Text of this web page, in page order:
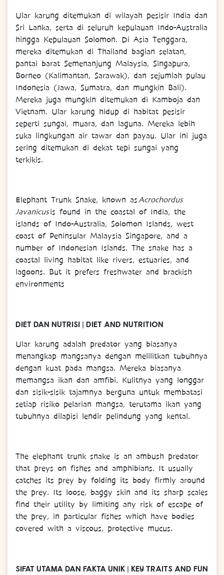
Ular karung ditemukan di wilayah pesisir India dan
Sri Lanka, serta di seluruh kepulauan Indo-Australia
hingga Kepulauan Solomon. Di Asia Tenggara,
mereka ditemukan di Thailand bagian selatan,
pantai barat Semenanjung Malaysia, Singapura,
Borneo (Kalimantan, Sarawak), dan sejumlah pulau
Indonesia (Jawa, Sumatra, dan mungkin Bali).
Mereka juga mungkin ditemukan di Kamboja dan
Vietnam. Ular karung hidup di habitat pesisir
seperti sungai, muara, dan laguna. Mereka lebih
suka lingkungan air tawar dan payau. Ular ini juga
sering ditemukan di dekat tepi sungai yang
terkikis.
Elephant Trunk Snake, known asAcrochordus
Javanicusis found in the coastal of India, the
islands of Indo-Australia, Solomon Islands, west
coast of Peninsular Malaysia Singapore, and a
number of Indonesian Islands. The snake has a
coastal living habitat like rivers, estuaries, and
lagoons. But it prefers freshwater and brackish
environments
DIET DAN NUTRISI | DIET AND NUTRITION
Ular karung adalah predator yang biasanya
menangkap mangsanya dengan melilitkan tubuhnya
dengan kuat pada mangsa. Mereka biasanya
memangsa ikan dan amfibi. Kulitnya yang longgar
dan sisik-sisik tajamnya berguna untuk membatasi
setiap risiko pelarian mangsa, terutama ikan yang
tubuhnya dilapisi lendir pelindung yang kental.
The elephant trunk snake is an ambush predator
that preys on fishes and amphibians. It usually
catches its prey by folding its body firmly around
the prey. Its loose, baggy skin and its sharp scales
find their utility by limiting any risk of escape of
the prey, in particular fishes which have bodies
covered with a viscous, protective mucus.
SIFAT UTAMA DAN FAKTA UNIK | KEY TRAITS AND FUN